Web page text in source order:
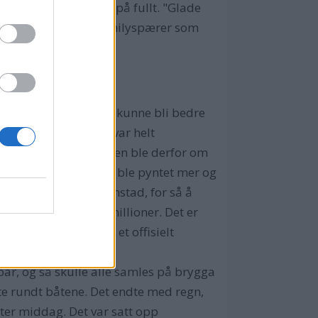
og volumet på fullt. "Glade
med 200 kulørte minilyspærer som
for "juletreet".
én for én, så vi kunne bli bedre
nyttårsfeiringen var helt
dag. Nyttårsfeiringen ble derfor om
se at gater og hus ble pyntet mer og
allerede i Strømstad, for så å
et budsjett på 20 millioner. Det er
John Fredrik, på et offisielt
og så skulle alle samles på brygga
rundt båtene. Det endte med regn,
middag. Det var satt opp